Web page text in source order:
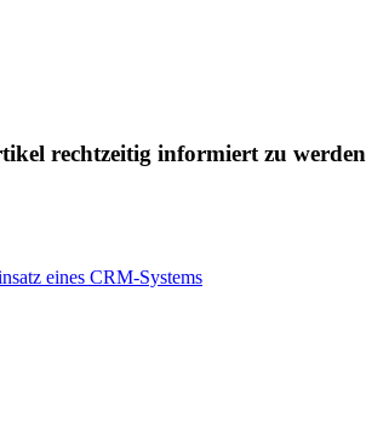
rechtzeitig informiert zu werden
eines CRM-Systems